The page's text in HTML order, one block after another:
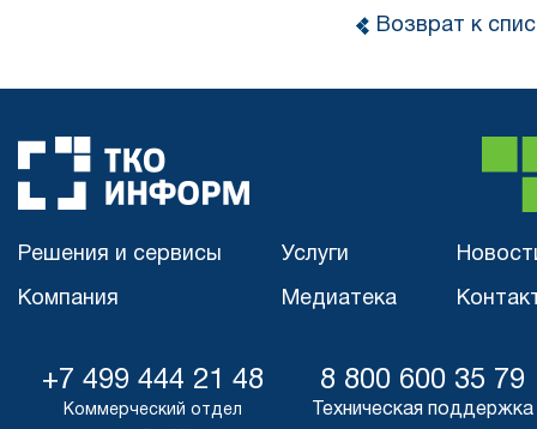
Возврат к
Решения и сервисы
Компания
Услуги
Медиатека
+7 499 444 21 48
Коммерческий отдел
8 800 600 35 79
Техническая поддержка